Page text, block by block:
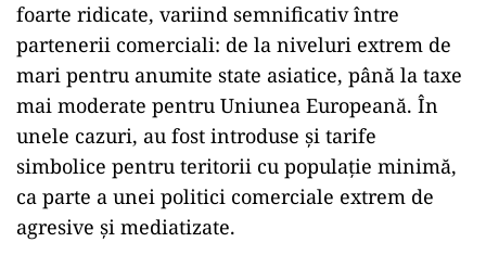
foarte ridicate, variind semnificativ între
partenerii comerciali: de la niveluri extrem de
mari pentru anumite state asiatice, până la taxe
mai moderate pentru Uniunea Europeană. În
unele cazuri, au fost introduse și tarife
simbolice pentru teritorii cu populație minimă,
ca parte a unei politici comerciale extrem de
agresive și mediatizate.